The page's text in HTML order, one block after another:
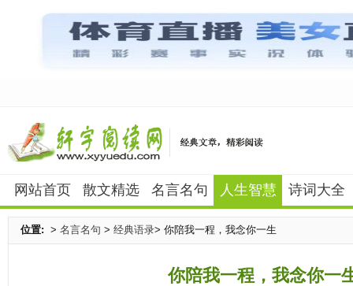
网站首页 散文精选 名言名句 人生智慧 诗词大全
位置: > 名言名句 > 经典语录> 你陪我一程，我念你一生
你陪我一程，我念你一